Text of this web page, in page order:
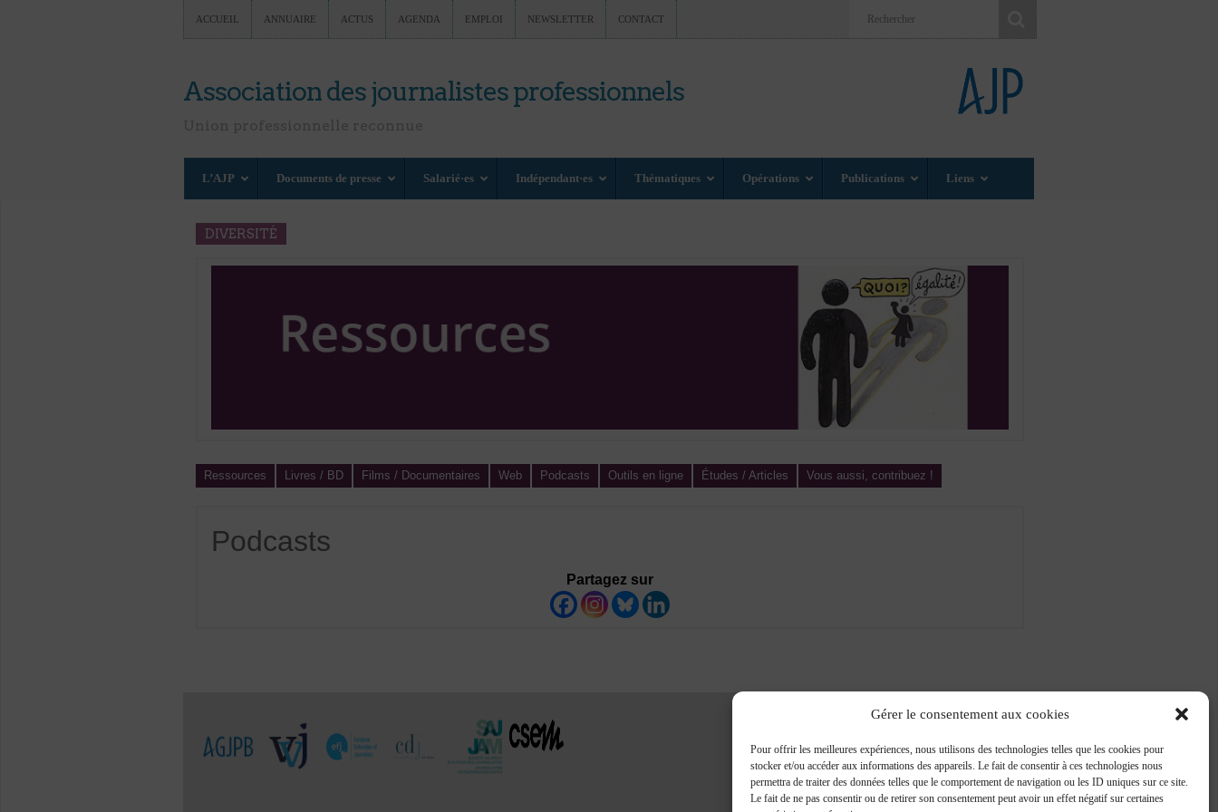
Gérer le consentement aux cookies
Pour offrir les meilleures expériences, nous utilisons des technologies telles que les cookies pour
stocker et/ou accéder aux informations des appareils. Le fait de consentir à ces technologies nous
permettra de traiter des données telles que le comportement de navigation ou les ID uniques sur ce site.
Le fait de ne pas consentir ou de retirer son consentement peut avoir un effet négatif sur certaines
ACCUEIL ANNUAIRE ACTUS AGENDA EMPLOI NEWSLETTER CONTACT
Association des journalistes professionnels
L’AJP Documents de presse Salarié·es Indépendant·es Thématiques Opérations Publications Liens
DIVERSITÉ
Ressources Livres / BD Films / Documentaires Web Podcasts Outils en ligne Études / Articles Vous aussi, contribuez !
Podcasts
Partagez sur